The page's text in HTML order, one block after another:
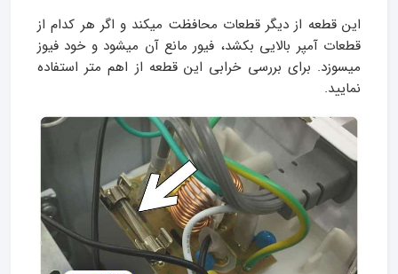
این قطعه از دیگر قطعات محافظت میکند و اگر هر کدام از
قطعات آمپر بالایی بکشد، فیور مانع آن میشود و خود فیوز
میسوزد. برای بررسی خرابی این قطعه از اهم متر استفاده
نمایید.